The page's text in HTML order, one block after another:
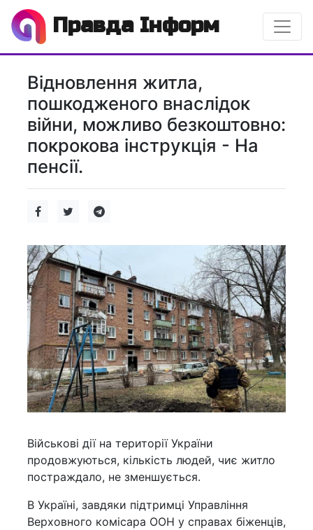
Правда Інформ
Відновлення житла,
пошкодженого внаслідок
війни, можливо безкоштовно:
покрокова інструкція - На
пенсії.
Військові дії на території України
продовжуються, кількість людей, чиє житло
постраждало, не зменшується.
В Україні, завдяки підтримці Управління
Верховного комісара ООН у справах біженців,